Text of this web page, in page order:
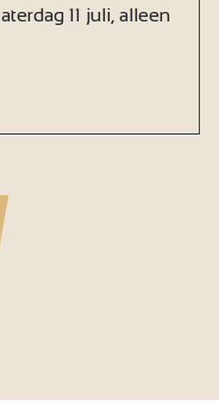
11 juli, alleen